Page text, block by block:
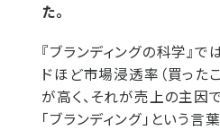
た。
『ブランディングの科学』で
ドほど市場浸透率（買った
が高く、それが売上の主因
「ブランディング」という言